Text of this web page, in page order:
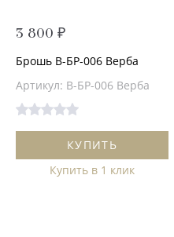
3 800 ₽
Брошь В-БР-006 Верба
Артикул: В-БР-006 Верба
КУПИТЬ
Купить в 1 клик